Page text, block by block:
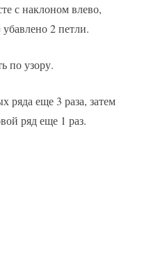
с наклоном влево,
убавлено 2 петли.
по узору.
ряда еще 3 раза, затем
ряд еще 1 раз.